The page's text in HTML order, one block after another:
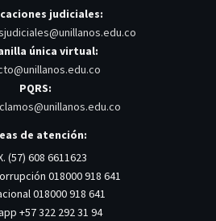
judiciales:
única virtual:
PQRS:
de atención:
(57) 608 6611623
018000 918 641
018000 918 641
+57 322 292 31 94